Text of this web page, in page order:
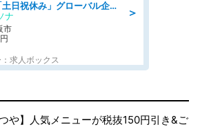
＞
09月開始/「土日祝休み」グローバル企業での産業保健のお仕事/保健師/高時給/残業なし/服装自由
ナ
市
求人ボックス
つや】人気メニューが税抜150円引き&ご